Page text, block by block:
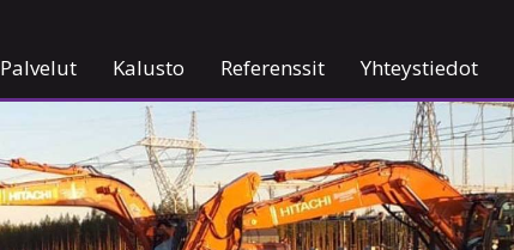
Palvelut Kalusto Referenssit Yhteystiedot